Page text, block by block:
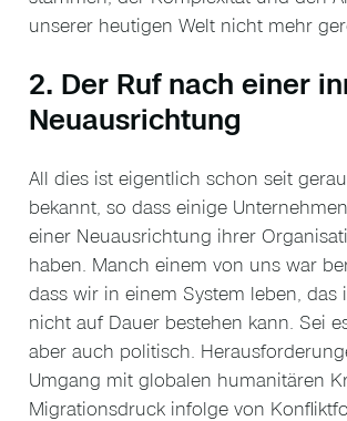
unserer heutigen Welt nicht mehr
2. Der Ruf nach einer
Neuausrichtung
All dies ist eigentlich schon seit
bekannt, so dass einige
einer Neuausrichtung ihrer
haben. Manch einem von uns war
dass wir in einem System leben, das
nicht auf Dauer bestehen kann. Sei
aber auch politisch.
Umgang mit globalen humanitären
Migrationsdruck infolge von